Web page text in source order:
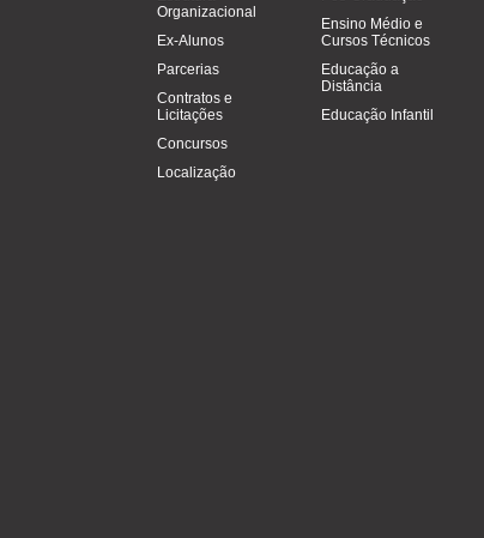
Organizacional
Ex-Alunos
Parcerias
Contratos e
Licitações
Concursos
Localização
Ensino Médio e
Cursos Técnicos
Educação a
Distância
Educação Infantil